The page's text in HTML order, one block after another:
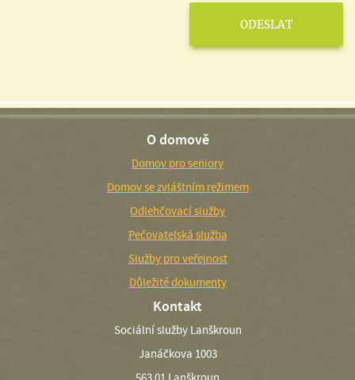
O domově
Domov pro seniory
Domov se zvláštním režimem
Odlehčovací služby
Pečovatelská služba
Služby pro veřejnost
Důležité dokumenty
Kontakt
Sociální služby Lanškroun
Janáčkova 1003